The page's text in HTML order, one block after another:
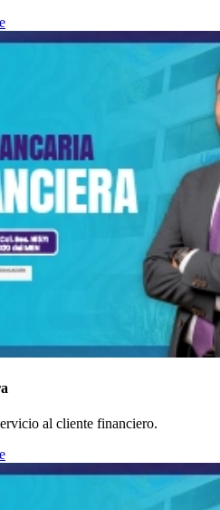
al cliente financiero.